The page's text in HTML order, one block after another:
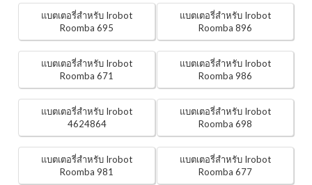
แบตเตอรี่สำหรับ Irobot
Roomba 695
แบตเตอรี่สำหรับ Irobot
Roomba 896
แบตเตอรี่สำหรับ Irobot
Roomba 671
แบตเตอรี่สำหรับ Irobot
Roomba 986
แบตเตอรี่สำหรับ Irobot
4624864
แบตเตอรี่สำหรับ Irobot
Roomba 698
แบตเตอรี่สำหรับ Irobot
Roomba 981
แบตเตอรี่สำหรับ Irobot
Roomba 677